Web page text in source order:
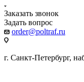
Заказать звонок
Задать вопрос
order@poltraf.ru
г. Санкт-Петербург,